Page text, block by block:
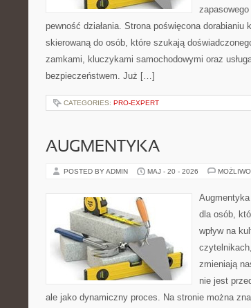
pewność działania. Strona poświęcona
skierowaną do osób, które szukają
zamkami, kluczykami samochodowymi oraz
bezpieczeństwem. Już […]
CATEGORIES: PRO-EXPERT
AUGMENTYKA
POSTED BY ADMIN MAJ - 20 - 2026
dla osób,
wpływ na
zmieniają
nie jest
ale jako dynamiczny proces. Na stronie można